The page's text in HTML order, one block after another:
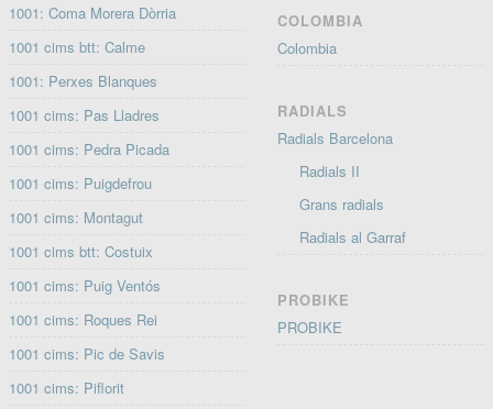
1001: Coma Morera Dòrria
1001 cims btt: Calme
1001: Perxes Blanques
1001 cims: Pas Lladres
1001 cims: Pedra Picada
1001 cims: Puigdefrou
1001 cims: Montagut
1001 cims btt: Costuix
1001 cims: Puig Ventós
1001 cims: Roques Rei
1001 cims: Pic de Savis
1001 cims: Piflorit
COLOMBIA
Colombia
RADIALS
Radials Barcelona
Radials II
Grans radials
Radials al Garraf
PROBIKE
PROBIKE